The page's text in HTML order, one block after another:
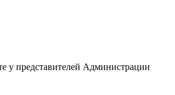
у представителей Администрации